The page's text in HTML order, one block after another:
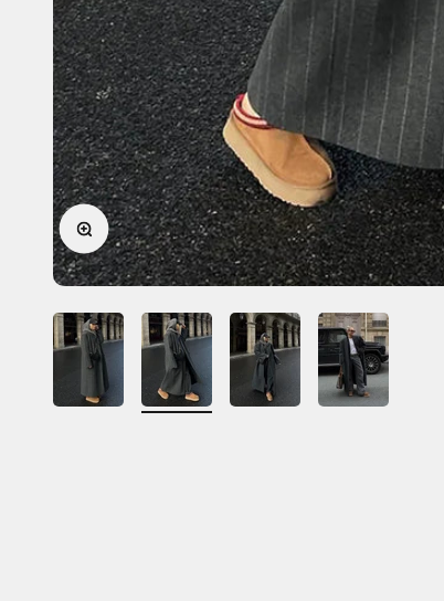
In-/uitzoomen